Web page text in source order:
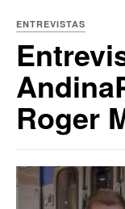
ENTREVISTAS
Roger